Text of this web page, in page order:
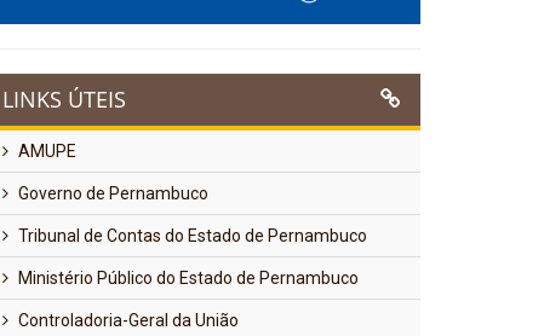
LINKS ÚTEIS
AMUPE
Governo de Pernambuco
Tribunal de Contas do Estado de Pernambuco
Ministério Público do Estado de Pernambuco
Controladoria-Geral da União